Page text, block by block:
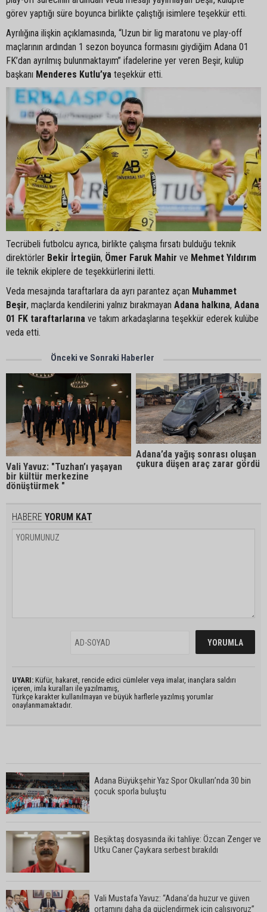
görev yaptığı süre boyunca birlikte çalıştığı isimlere teşekkür etti.
Ayrılığına ilişkin açıklamasında, “Uzun bir lig maratonu ve play-off
maçlarının ardından 1 sezon boyunca formasını giydiğim Adana 01
FK’dan ayrılmış bulunmaktayım” ifadelerine yer veren Beşir, kulüp
başkanı Menderes Kutlu’ya teşekkür etti.
Tecrübeli futbolcu ayrıca, birlikte çalışma fırsatı bulduğu teknik
direktörler Bekir İrtegün, Ömer Faruk Mahir ve Mehmet Yıldırım
ile teknik ekiplere de teşekkürlerini iletti.
Veda mesajında taraftarlara da ayrı parantez açan Muhammet
Beşir, maçlarda kendilerini yalnız bırakmayan Adana halkına, Adana
01 FK taraftarlarına ve takım arkadaşlarına teşekkür ederek kulübe
veda etti.
Önceki ve Sonraki Haberler
Vali Yavuz: "Tuzhan’ı yaşayan
bir kültür merkezine
dönüştürmek "
Adana’da yağış sonrası oluşan
çukura düşen araç zarar gördü
HABERE YORUM KAT
UYARI: Küfür, hakaret, rencide edici cümleler veya imalar, inançlara saldırı
içeren, imla kuralları ile yazılmamış,
Türkçe karakter kullanılmayan ve büyük harflerle yazılmış yorumlar
onaylanmamaktadır.
Adana Büyükşehir Yaz Spor Okulları’nda 30 bin
çocuk sporla buluştu
Beşiktaş dosyasında iki tahliye: Özcan Zenger ve
Utku Caner Çaykara serbest bırakıldı
Vali Mustafa Yavuz: “Adana’da huzur ve güven
ortamını daha da güçlendirmek için çalışıyoruz”